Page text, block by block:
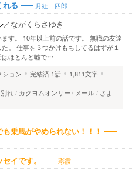
れる 月狂 四郎
／ながくらさゆき
す。 10年以上前の話です。 無職の友達
。 仕事を３つかけもちしてるはずが１
はほとんど嘘で…
ション 完結済 1話
1,811文字
別れ カクヨムオンリー メール
さよ
乗馬がやめられない！！！
イです。 彩霞